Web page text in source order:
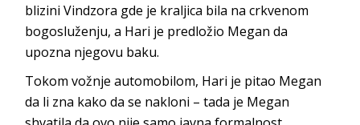
blizini Vindzora gde je kraljica bila na crkvenom
bogosluženju, a Hari je predložio Megan da
upozna njegovu baku.
Tokom vožnje automobilom, Hari je pitao Megan
da li zna kako da se nakloni – tada je Megan